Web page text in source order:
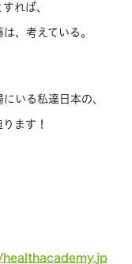
れば、
、考えている。
いる私達日本の、
ます！